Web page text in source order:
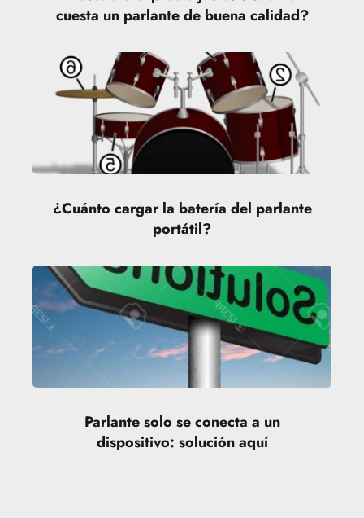
cuesta un parlante de buena calidad?
¿Cuánto cargar la batería del parlante
portátil?
Parlante solo se conecta a un
dispositivo: solución aquí